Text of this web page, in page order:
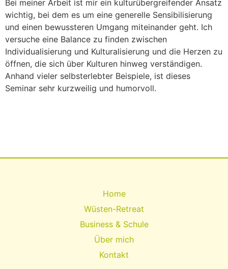
Bei meiner Arbeit ist mir ein kulturübergreifender Ansatz
wichtig, bei dem es um eine generelle Sensibilisierung
und einen bewussteren Umgang miteinander geht. Ich
versuche eine Balance zu finden zwischen
Individualisierung und Kulturalisierung und die Herzen zu
öffnen, die sich über Kulturen hinweg verständigen.
Anhand vieler selbsterlebter Beispiele, ist dieses
Seminar sehr kurzweilig und humorvoll.
Home
Wüsten-Retreat
Business & Schule
Über mich
Kontakt